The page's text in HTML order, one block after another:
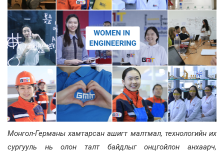
Монгол-Германы хамтарсан ашигт малтмал, технологийн их
сургууль нь олон талт байдлыг онцгойлон анхаарч,